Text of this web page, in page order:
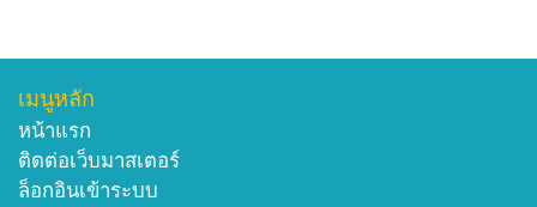
เมนูหลัก
หน้าแรก
ติดต่อเว็บมาสเตอร์
ล็อกอินเข้าระบบ